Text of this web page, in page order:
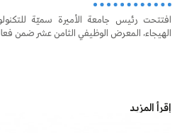
افتتحت رئيس جامعة الأميرة سميّة
الهيجاء، المعرض الوظيفي الثامن عشر ضمن
إقرأ المزيد